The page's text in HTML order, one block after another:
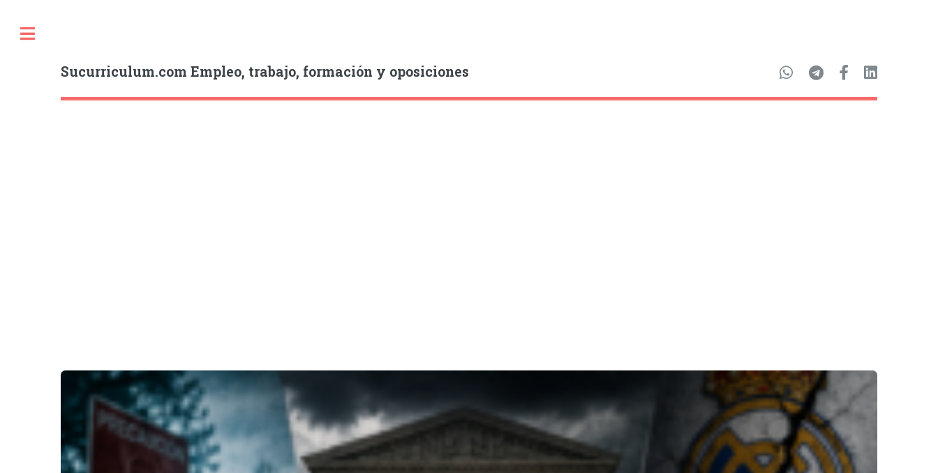
Sucurriculum.com Empleo, trabajo, formación y oposiciones